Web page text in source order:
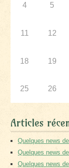
4 5
11 12
18 19
25 26
Articles
Quelques news
Quelques news
Quelques news